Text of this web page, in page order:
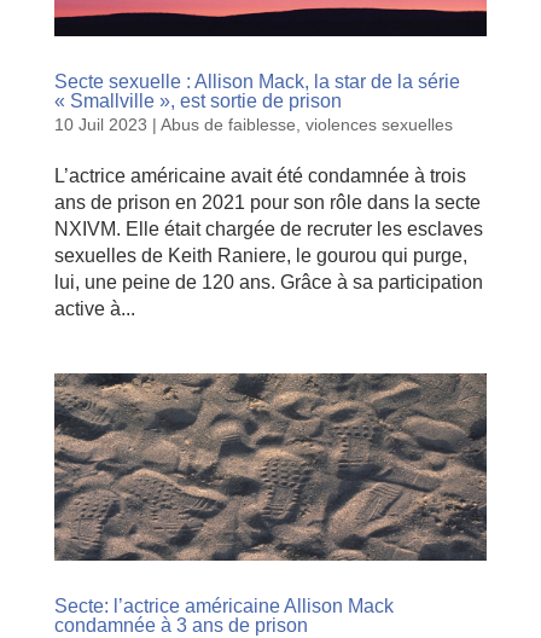
Secte sexuelle : Allison Mack, la star de la série
« Smallville », est sortie de prison
10 Juil 2023 | Abus de faiblesse violences sexuelles
L’actrice américaine avait été condamnée à trois
ans de prison en 2021 pour son rôle dans la secte
NXIVM. Elle était chargée de recruter les esclaves
sexuelles de Keith Raniere, le gourou qui purge,
lui, une peine de 120 ans. Grâce à sa participation
active à...
Secte: l’actrice américaine Allison Mack
condamnée à 3 ans de prison